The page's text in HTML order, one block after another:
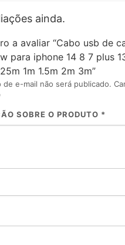
ainda.
a avaliar “Cabo usb de
para iphone 14 8 7 plus
1m 1.5m 2m 3m”
de e-mail não será publicado.
SOBRE O PRODUTO *